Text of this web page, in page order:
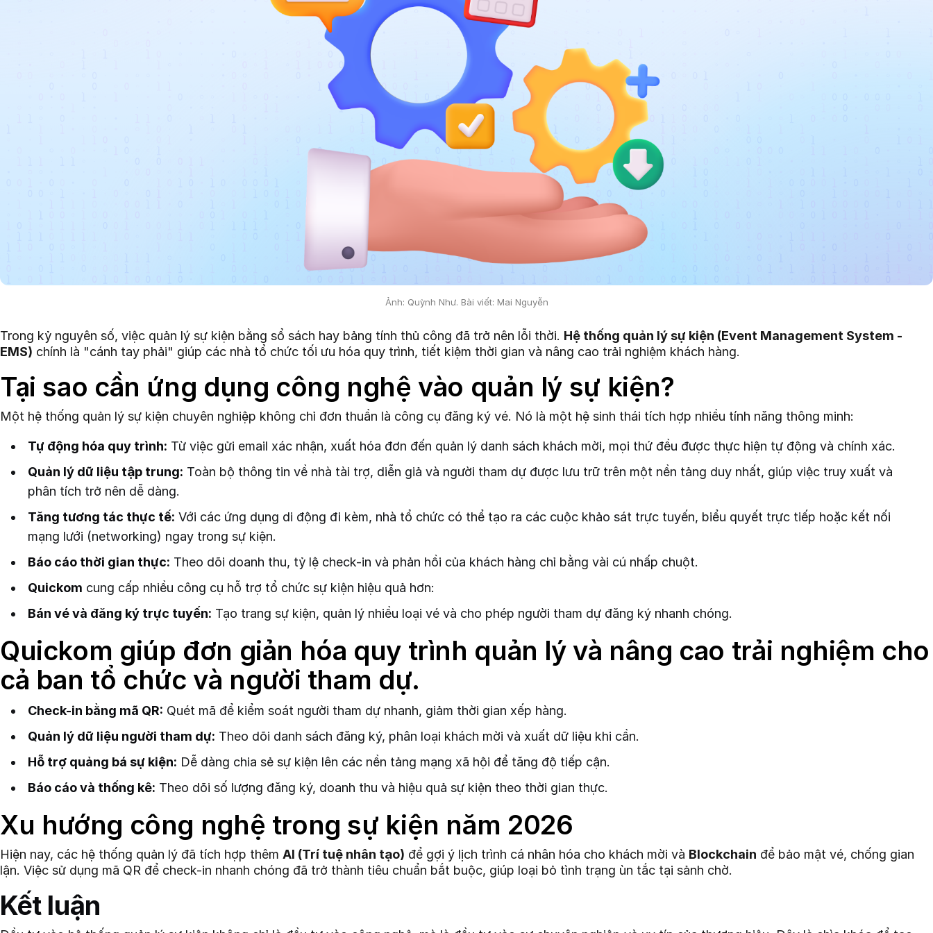
Ảnh: Quỳnh Như. Bài viết: Mai Nguyễn
Trong kỷ nguyên số, việc quản lý sự kiện bằng sổ sách hay bảng tính thủ công đã trở nên lỗi thời. Hệ thống quản lý sự kiện (Event Management System -
EMS) chính là "cánh tay phải" giúp các nhà tổ chức tối ưu hóa quy trình, tiết kiệm thời gian và nâng cao trải nghiệm khách hàng.
Tại sao cần ứng dụng công nghệ vào quản lý sự kiện?
Một hệ thống quản lý sự kiện chuyên nghiệp không chỉ đơn thuần là công cụ đăng ký vé. Nó là một hệ sinh thái tích hợp nhiều tính năng thông minh:
Tự động hóa quy trình: Từ việc gửi email xác nhận, xuất hóa đơn đến quản lý danh sách khách mời, mọi thứ đều được thực hiện tự động và chính xác.
Quản lý dữ liệu tập trung: Toàn bộ thông tin về nhà tài trợ, diễn giả và người tham dự được lưu trữ trên một nền tảng duy nhất, giúp việc truy xuất và
phân tích trở nên dễ dàng.
Tăng tương tác thực tế: Với các ứng dụng di động đi kèm, nhà tổ chức có thể tạo ra các cuộc khảo sát trực tuyến, biểu quyết trực tiếp hoặc kết nối
mạng lưới (networking) ngay trong sự kiện.
Báo cáo thời gian thực: Theo dõi doanh thu, tỷ lệ check-in và phản hồi của khách hàng chỉ bằng vài cú nhấp chuột.
Quickom cung cấp nhiều công cụ hỗ trợ tổ chức sự kiện hiệu quả hơn:
Bán vé và đăng ký trực tuyến: Tạo trang sự kiện, quản lý nhiều loại vé và cho phép người tham dự đăng ký nhanh chóng.
Quickom giúp đơn giản hóa quy trình quản lý và nâng cao trải nghiệm cho
cả ban tổ chức và người tham dự.
Check-in bằng mã QR: Quét mã để kiểm soát người tham dự nhanh, giảm thời gian xếp hàng.
Quản lý dữ liệu người tham dự: Theo dõi danh sách đăng ký, phân loại khách mời và xuất dữ liệu khi cần.
Hỗ trợ quảng bá sự kiện: Dễ dàng chia sẻ sự kiện lên các nền tảng mạng xã hội để tăng độ tiếp cận.
Báo cáo và thống kê: Theo dõi số lượng đăng ký, doanh thu và hiệu quả sự kiện theo thời gian thực.
Xu hướng công nghệ trong sự kiện năm 2026
Hiện nay, các hệ thống quản lý đã tích hợp thêm AI (Trí tuệ nhân tạo) để gợi ý lịch trình cá nhân hóa cho khách mời và Blockchain để bảo mật vé, chống gian
lận. Việc sử dụng mã QR để check-in nhanh chóng đã trở thành tiêu chuẩn bắt buộc, giúp loại bỏ tình trạng ùn tắc tại sảnh chờ.
Kết luận